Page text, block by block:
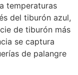
temperaturas
del tiburón azul,
de tiburón más
se captura
de palangre